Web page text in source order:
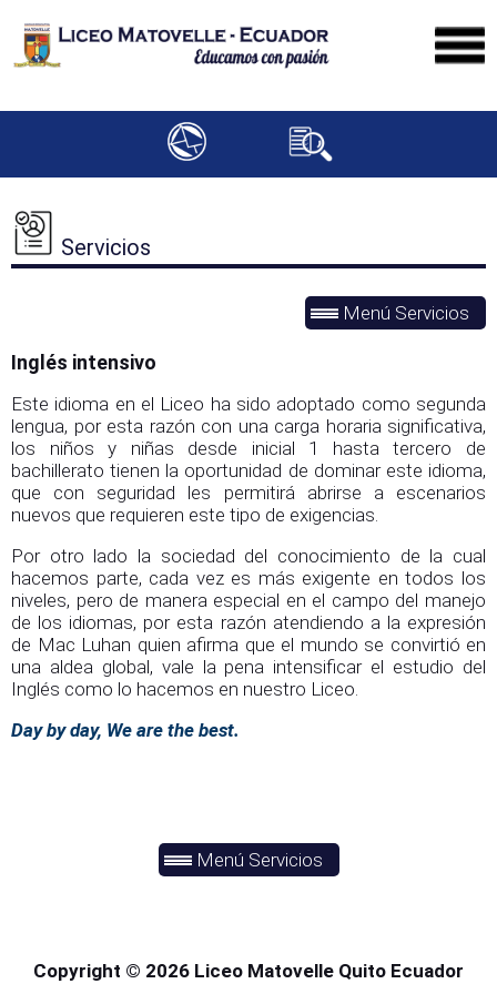
Servicios
Menú Servicios
Inglés intensivo
Este idioma en el Liceo ha sido adoptado como segunda
lengua, por esta razón con una carga horaria significativa,
los niños y niñas desde inicial 1 hasta tercero de
bachillerato tienen la oportunidad de dominar este idioma,
que con seguridad les permitirá abrirse a escenarios
nuevos que requieren este tipo de exigencias.
Por otro lado la sociedad del conocimiento de la cual
hacemos parte, cada vez es más exigente en todos los
niveles, pero de manera especial en el campo del manejo
de los idiomas, por esta razón atendiendo a la expresión
de Mac Luhan quien afirma que el mundo se convirtió en
una aldea global, vale la pena intensificar el estudio del
Inglés como lo hacemos en nuestro Liceo.
Day by day, We are the best.
Menú Servicios
Copyright © 2026 Liceo Matovelle Quito Ecuador